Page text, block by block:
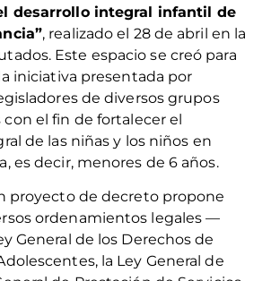
desarrollo integral infantil de
, realizado el 28 de abril en la
Este espacio se creó para
iniciativa presentada por
de diversos grupos
el fin de fortalecer el
de las niñas y los niños en
es decir, menores de 6 años.
proyecto de decreto propone
ordenamientos legales —
General de los Derechos de
la Ley General de